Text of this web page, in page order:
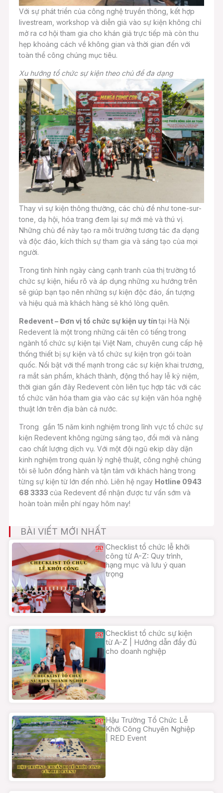
Với sự phát triển của công nghệ truyền thông, kết hợp
livestream, workshop và diễn giả vào sự kiện không chỉ
mở ra cơ hội tham gia cho khán giả trực tiếp mà còn thu
hẹp khoảng cách về không gian và thời gian đến với
toàn thể công chúng mục tiêu.
Xu hướng tổ chức sự kiện theo chủ đề đa dạng
Thay vì sự kiện thông thường, các chủ đề như tone-sur-
tone, dạ hội, hóa trang đem lại sự mới mẻ và thú vị.
Những chủ đề này tạo ra môi trường tương tác đa dạng
và độc đáo, kích thích sự tham gia và sáng tạo của mọi
người.
Trong tình hình ngày càng cạnh tranh của thị trường tổ
chức sự kiện, hiểu rõ và áp dụng những xu hướng trên
sẽ giúp bạn tạo nên những sự kiện độc đáo, ấn tượng
và hiệu quả mà khách hàng sẽ khó lòng quên.
Redevent – Đơn vị tổ chức sự kiện uy tíntại Hà Nội
Redevent là một trong những cái tên có tiếng trong
ngành tổ chức sự kiện tại Việt Nam, chuyên cung cấp hệ
thống thiết bị sự kiện và tổ chức sự kiện trọn gói toàn
quốc. Nổi bật với thế mạnh trong các sự kiện khai trương,
ra mắt sản phẩm, khách thành, động thổ hay lễ kỷ niệm,
thời gian gần đây Redevent còn liên tục hợp tác với các
tổ chức văn hóa tham gia vào các sự kiện văn hóa nghệ
thuật lớn trên địa bàn cả nước.
Trong gần 15 năm kinh nghiệm trong lĩnh vực tổ chức sự
kiện Redevent không ngừng sáng tạo, đổi mới và nâng
cao chất lượng dịch vụ. Với một đội ngũ ekip dày dặn
kinh nghiệm trong quản lý nghệ thuật, công nghệ chúng
tôi sẽ luôn đồng hành và tận tâm với khách hàng trong
từng sự kiện từ lớn đến nhỏ. Liên hệ ngay Hotline 0943
68 3333 của Redevent để nhận được tư vấn sớm và
hoàn toàn miễn phí ngay hôm nay!
BÀI VIẾT MỚI NHẤT
Checklist tổ chức lễ khởi
công từ A-Z: Quy trình,
hạng mục và lưu ý quan
trọng
Checklist tổ chức sự kiện
từ A-Z | Hướng dẫn đầy đủ
cho doanh nghiệp
Hậu Trường Tổ Chức Lễ
Khởi Công Chuyên Nghiệp
| RED Event